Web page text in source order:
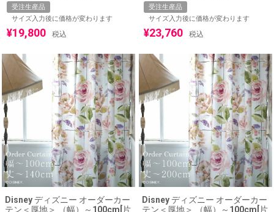
受注生産品
サイズ入力後に価格が変わります
¥19,800 税込
受注生産品
サイズ入力後に価格が変わります
¥23,760 税込
Disney ディズニー オーダーカー
テン＜厚地＞ （幅）～100cm[片
Disney ディズニー オーダーカー
テン＜厚地＞ （幅）～100cm[片